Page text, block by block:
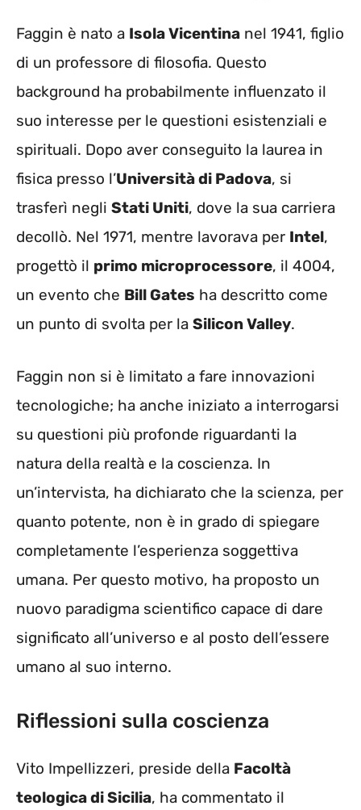
Faggin è nato a Isola Vicentina nel 1941, figlio
di un professore di filosofia. Questo
background ha probabilmente influenzato il
suo interesse per le questioni esistenziali e
spirituali. Dopo aver conseguito la laurea in
fisica presso l’Università di Padova, si
trasferì negli Stati Uniti, dove la sua carriera
decollò. Nel 1971, mentre lavorava per Intel,
progettò il primo microprocessore, il 4004,
un evento che Bill Gates ha descritto come
un punto di svolta per la Silicon Valley.
Faggin non si è limitato a fare innovazioni
tecnologiche; ha anche iniziato a interrogarsi
su questioni più profonde riguardanti la
natura della realtà e la coscienza. In
un’intervista, ha dichiarato che la scienza, per
quanto potente, non è in grado di spiegare
completamente l’esperienza soggettiva
umana. Per questo motivo, ha proposto un
nuovo paradigma scientifico capace di dare
significato all’universo e al posto dell’essere
umano al suo interno.
Riflessioni sulla coscienza
Vito Impellizzeri, preside della Facoltà
teologica di Sicilia, ha commentato il